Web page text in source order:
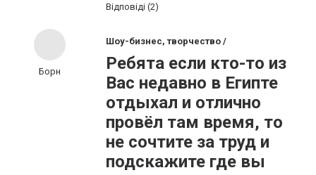
Відповіді (2)
Борн
Шоу-бизнес, творчество /
Ребята если кто-то из
Вас недавно в Египте
отдыхал и отлично
провёл там время, то
не сочтите за труд и
подскажите где вы